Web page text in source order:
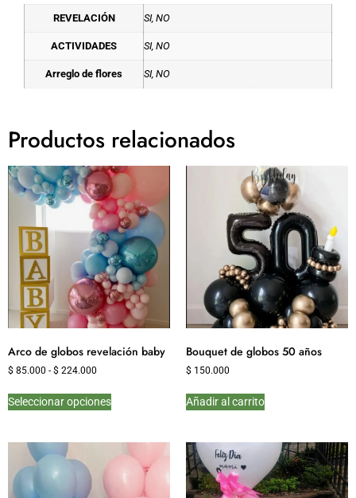
REVELACIÓN SI, NO
ACTIVIDADES SI, NO
Arreglo de flores SI, NO
Productos relacionados
Arco de globos revelación baby
$ 85.000 - $ 224.000
Seleccionar opciones
Bouquet de globos 50 años
$ 150.000
Añadir al carrito